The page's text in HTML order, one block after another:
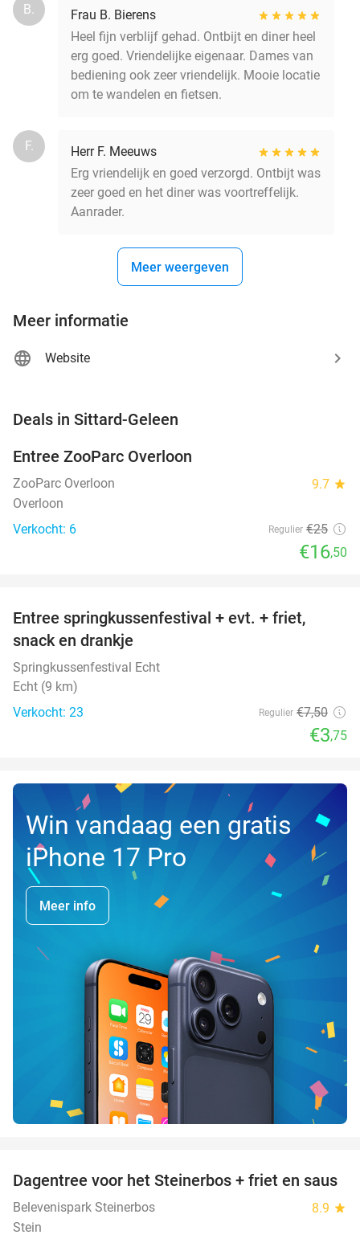
B.
Frau B. Bierens
Heel fijn verblijf gehad. Ontbijt en diner heel
erg goed. Vriendelijke eigenaar. Dames van
bediening ook zeer vriendelijk. Mooie locatie
om te wandelen en fietsen.
F.
Herr F. Meeuws
Erg vriendelijk en goed verzorgd. Ontbijt was
zeer goed en het diner was voortreffelijk.
Aanrader.
Meer weergeven
Meer informatie
Website
Deals in Sittard-Geleen
TODAY
Entree ZooParc Overloon
ZooParc Overloon 9.7 star
Overloon
Verkocht: 6
Regulier €25
€16,50
TODAY
Entree springkussenfestival + evt. + friet,
snack en drankje
Springkussenfestival Echt
Echt (9 km)
Verkocht: 23
Regulier €7,50
€3,75
Win vandaag een gratis
iPhone 17 Pro
Meer info
37%
Dagentree voor het Steinerbos + friet en saus
Belevenispark Steinerbos 8.9 star
Stein